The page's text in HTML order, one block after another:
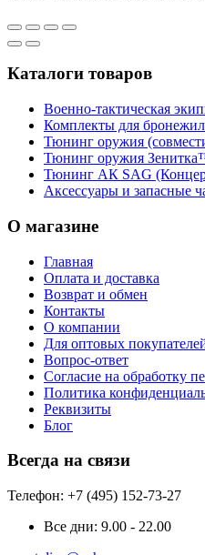
Каталоги товаров
Военно-тактическая
Комплекты для
Тюнинг оружия
Тюнинг оружия
Тюнинг АК SAG
Аксессуары и запасные
О магазине
Главная
Оплата и доставка
Возврат и обмен
Контакты
О компании
Для оптовых
Вопрос-ответ
Согласие на обработку
Политика
Реквизиты
Блог
Всегда на связи
Телефон: +7 (495) 152-73-27
Все дни: 9.00 - 22.00